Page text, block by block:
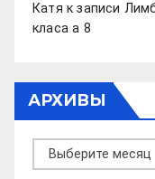
Катя к записи
класа а 8
АРХИВЫ
Архивы